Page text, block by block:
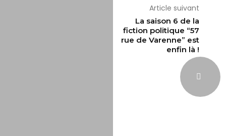
Article suivant
La saison 6 de la
fiction politique “57
rue de Varenne” est
enfin là !